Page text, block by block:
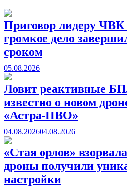
Приговор лидеру ЧВК
громкое дело
сроком
05.08.2026
Ловит реактивные
известно о новом
«Астра-ПВО»
04.08.202604.08.2026
«Стая орлов»
дроны получили
настройки